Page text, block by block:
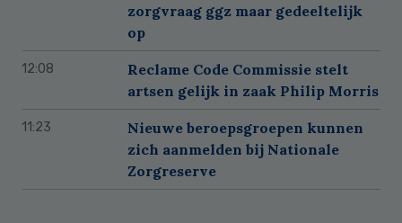
zorgvraag ggz maar gedeeltelijk
op
12:08
Reclame Code Commissie stelt
artsen gelijk in zaak Philip Morris
11:23
Nieuwe beroepsgroepen kunnen
zich aanmelden bij Nationale
Zorgreserve